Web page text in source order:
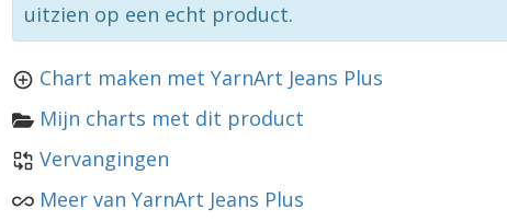
uitzien op een echt product.
Chart maken met YarnArt Jeans Plus
Mijn charts met dit product
Vervangingen
Meer van YarnArt Jeans Plus